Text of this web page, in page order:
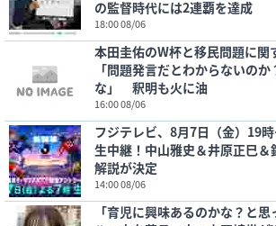
の監督時代には2連覇を達成
18:00 08/06
本田圭佑のW杯と移民問題に関
「問題発言だとわからないの
な」 釈明も火に油
16:00 08/06
フジテレビ、8月7日（金）19
生中継！中山雅史＆井原正巳
解説が決定
14:00 08/06
「育児に興味あるのかな？と